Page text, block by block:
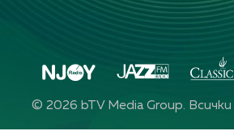
© 2026 bTV Media Group. Всички